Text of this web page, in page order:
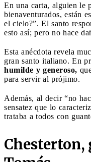
En una carta, alguien le
bienaventurados, están
el cielo?”. El santo
esto así; pero no hace
Esta anécdota revela
gran santo italiano. En
humilde y generoso,
para servir al prójimo.
Además, al decir “no
sensatez que lo
trataba a todos con
Chesterton,